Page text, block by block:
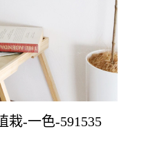
栽-一色-591535